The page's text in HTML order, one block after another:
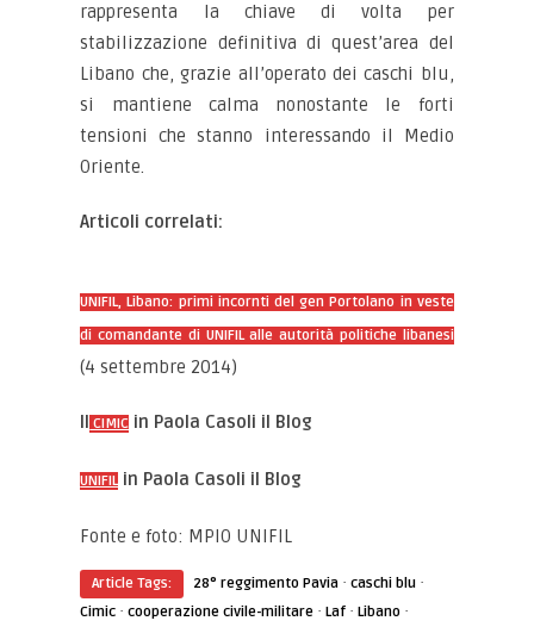
rappresenta la chiave di volta per
stabilizzazione definitiva di quest’area del
Libano che, grazie all’operato dei caschi blu,
si mantiene calma nonostante le forti
tensioni che stanno interessando il Medio
Oriente.
Articoli correlati:
UNIFIL, Libano: primi incornti del gen Portolano in veste
di comandante di UNIFIL alle autorità politiche libanesi
(4 settembre 2014)
IlCIMIC in Paola Casoli il Blog
UNIFIL in Paola Casoli il Blog
Fonte e foto: MPIO UNIFIL
Article Tags: 28° reggimento Pavia ·caschi blu ·
Cimic ·cooperazione civile-militare ·Laf ·Libano ·